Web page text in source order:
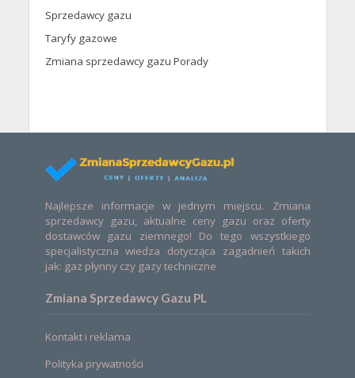
Sprzedawcy gazu
Taryfy gazowe
Zmiana sprzedawcy gazu Porady
Najlepsze informacje w jednym miejscu. Zmiana
sprzedawcy gazu, aktualne ceny gazu oraz oferty
dostawców gazu ziemnego! Do tego wszystkiego
specjalistyczna wiedza dotycząca zagadnień takich
jak: gaz płynny czy gazy techniczne
Zmiana Sprzedawcy Gazu PL
Kontakt i reklama
Polityka prywatności